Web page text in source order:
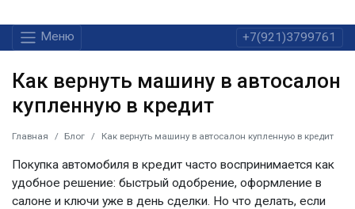
Меню +7(921)3799761
Как вернуть машину в автосалон
купленную в кредит
Главная Блог Как вернуть машину в автосалон купленную в кредит
Покупка автомобиля в кредит часто воспринимается как
удобное решение: быстрый одобрение, оформление в
салоне и ключи уже в день сделки. Но что делать, если